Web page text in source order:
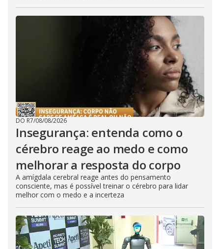
DO R7/08/08/2026
Insegurança: entenda como o
cérebro reage ao medo e como
melhorar a resposta do corpo
A amígdala cerebral reage antes do pensamento
consciente, mas é possível treinar o cérebro para lidar
melhor com o medo e a incerteza